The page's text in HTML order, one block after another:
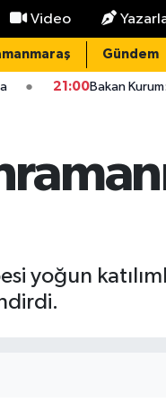
Video
Gündem
Bu işler ahbap çavuş
yoğun